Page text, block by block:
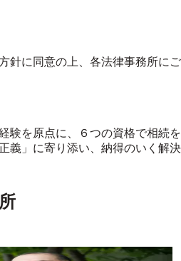
針に同意の上、各法律事務所にご
験を原点に、６つの資格で相続を
義」に寄り添い、納得のいく解決